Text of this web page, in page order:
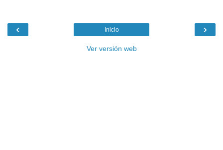
‹ ›
Inicio
Ver versión web